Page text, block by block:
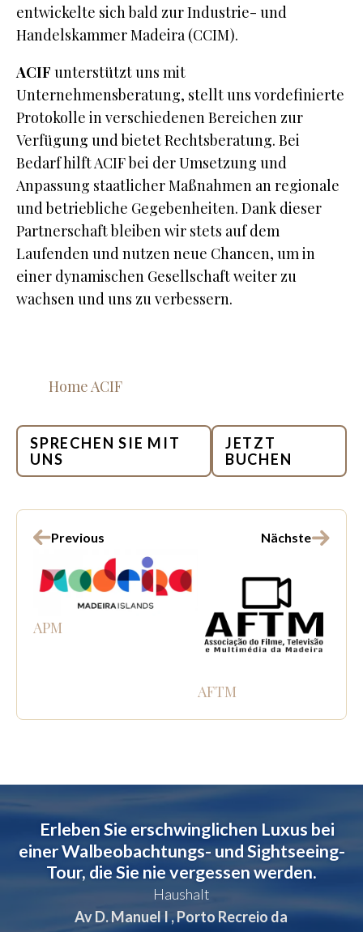
entwickelte sich bald zur Industrie- und
Handelskammer Madeira (CCIM).
ACIF unterstützt uns mit
Unternehmensberatung, stellt uns vordefinierte
Protokolle in verschiedenen Bereichen zur
Verfügung und bietet Rechtsberatung. Bei
Bedarf hilft ACIF bei der Umsetzung und
Anpassung staatlicher Maßnahmen an regionale
und betriebliche Gegebenheiten. Dank dieser
Partnerschaft bleiben wir stets auf dem
Laufenden und nutzen neue Chancen, um in
einer dynamischen Gesellschaft weiter zu
wachsen und uns zu verbessern.
Home ACIF
SPRECHEN SIE MIT
UNS
JETZT
BUCHEN
Previous
APM
Nächste
AFTM
Erleben Sie erschwinglichen Luxus bei
einer Walbeobachtungs- und Sightseeing-
Tour, die Sie nie vergessen werden.
Haushalt
Av D. Manuel I , Porto Recreio da